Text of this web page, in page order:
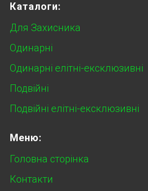
Каталоги:
Для Захисника
Одинарні
Одинарні елітні-ексклюзивні
Подвійні
Подвійні елітні-ексклюзивні
Меню:
Головна сторінка
Контакти